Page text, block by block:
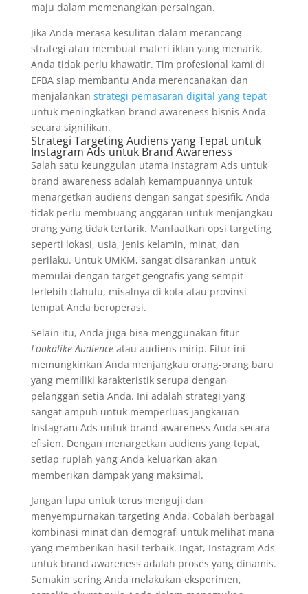
maju dalam memenangkan persaingan.
Jika Anda merasa kesulitan dalam merancang
strategi atau membuat materi iklan yang menarik,
Anda tidak perlu khawatir. Tim profesional kami di
EFBA siap membantu Anda merencanakan dan
menjalankan strategi pemasaran digital yang tepat
untuk meningkatkan brand awareness bisnis Anda
secara signifikan.
Strategi Targeting Audiens yang Tepat untuk
Instagram Ads untuk Brand Awareness
Salah satu keunggulan utama Instagram Ads untuk
brand awareness adalah kemampuannya untuk
menargetkan audiens dengan sangat spesifik. Anda
tidak perlu membuang anggaran untuk menjangkau
orang yang tidak tertarik. Manfaatkan opsi targeting
seperti lokasi, usia, jenis kelamin, minat, dan
perilaku. Untuk UMKM, sangat disarankan untuk
memulai dengan target geografis yang sempit
terlebih dahulu, misalnya di kota atau provinsi
tempat Anda beroperasi.
Selain itu, Anda juga bisa menggunakan fitur
Lookalike Audienceatau audiens mirip. Fitur ini
memungkinkan Anda menjangkau orang-orang baru
yang memiliki karakteristik serupa dengan
pelanggan setia Anda. Ini adalah strategi yang
sangat ampuh untuk memperluas jangkauan
Instagram Ads untuk brand awareness Anda secara
efisien. Dengan menargetkan audiens yang tepat,
setiap rupiah yang Anda keluarkan akan
memberikan dampak yang maksimal.
Jangan lupa untuk terus menguji dan
menyempurnakan targeting Anda. Cobalah berbagai
kombinasi minat dan demografi untuk melihat mana
yang memberikan hasil terbaik. Ingat, Instagram Ads
untuk brand awareness adalah proses yang dinamis.
Semakin sering Anda melakukan eksperimen,